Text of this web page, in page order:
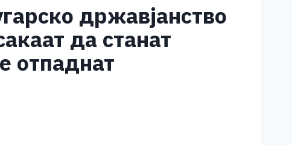
државјанство
да станат
отпаднат